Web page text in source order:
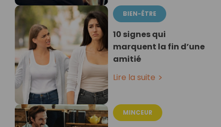
BIEN-ÊTRE
10 signes qui
marquent la fin d’une
amitié
Lire la suite
MINCEUR